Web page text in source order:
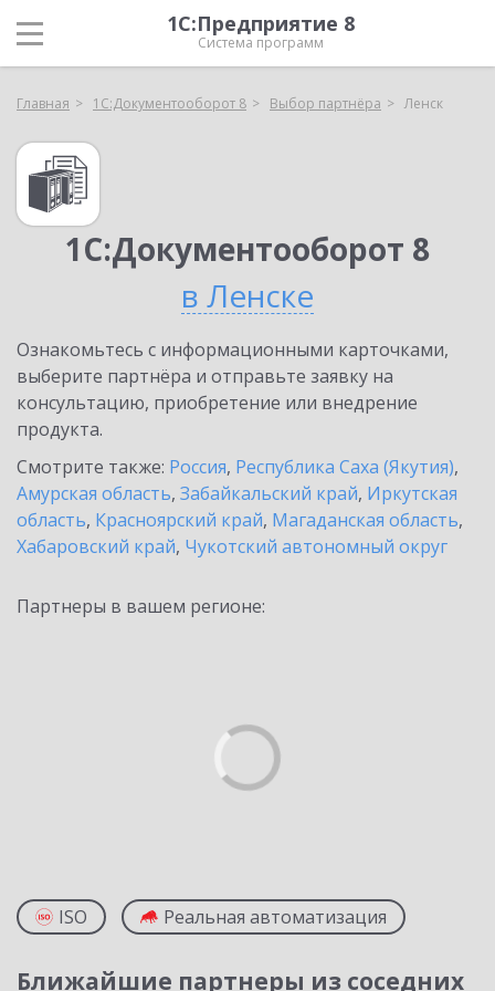
1С:Предприятие 8
Система программ
Главная 1С:Документооборот 8 Выбор партнёра Ленск
1С:Документооборот 8
в Ленске
Ознакомьтесь с информационными карточками,
выберите партнёра и отправьте заявку на
консультацию, приобретение или внедрение
продукта.
Смотрите также: Россия, Республика Саха (Якутия),
Амурская область, Забайкальский край, Иркутская
область, Красноярский край, Магаданская область,
Хабаровский край, Чукотский автономный округ
Партнеры в вашем регионе:
ISO Реальная автоматизация
Ближайшие партнеры из соседних